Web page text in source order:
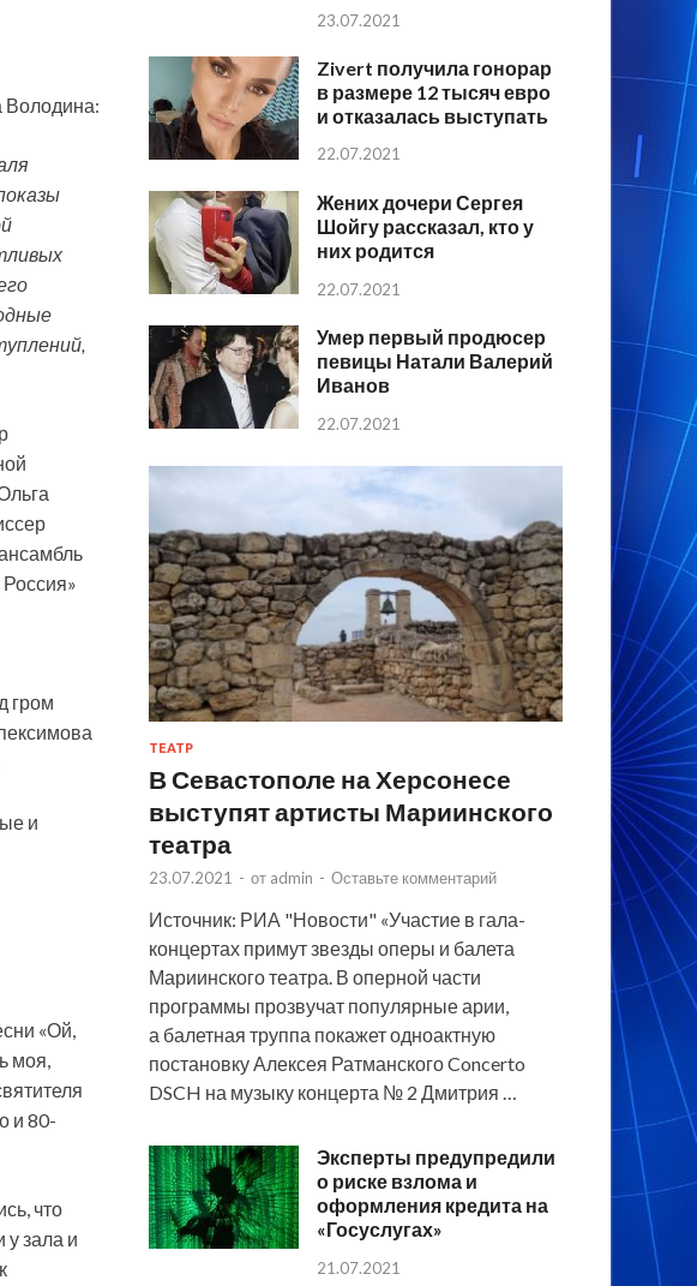
Володина:
гром
и
«Ой,
моя,
и 80-
что
у зала и
23.07.2021
Zivert получила гонорар
в размере 12 тысяч евро
и отказалась выступать
22.07.2021
Жених дочери Сергея
Шойгу рассказал, кто у
них родится
22.07.2021
Умер первый продюсер
певицы Натали Валерий
Иванов
22.07.2021
ТЕАТР
В Севастополе на Херсонесе
выступят артисты Мариинского
театра
23.07.2021 - от admin - Оставьте комментарий
Источник: РИА "Новости" «Участие в гала-
концертах примут звезды оперы и балета
Мариинского театра. В оперной части
программы прозвучат популярные арии,
а балетная труппа покажет одноактную
постановку Алексея Ратманского Concerto
DSCH на музыку концерта № 2 Дмитрия …
Эксперты предупредили
о риске взлома и
оформления кредита на
«Госуслугах»
21.07.2021